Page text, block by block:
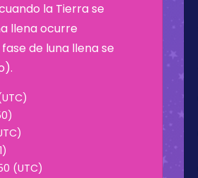
la Tierra se
llena ocurre
de luna llena se
(UTC)